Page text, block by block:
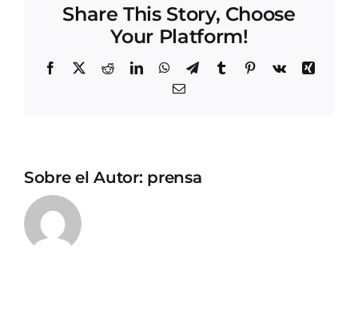
Share This Story, Choose
Your Platform!
Facebook
X RedditLinkedInWhatsApp
TelegramTumblrPinterest
Vk
Xing
Correo
Sobre el Autor: prensa